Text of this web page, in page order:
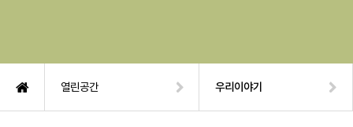
열린공간 우리이야기